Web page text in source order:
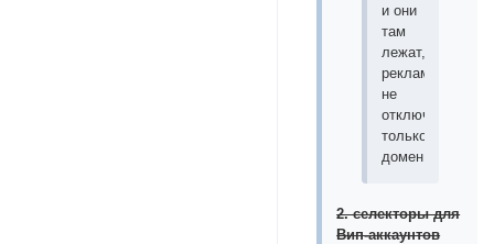
и они
там
лежат,
рекламу
не
отключаю,
только
домен.
2. селекторы для
Вип-аккаунтов